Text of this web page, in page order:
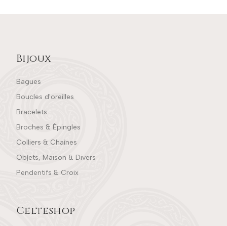
Bijoux
Bagues
Boucles d'oreilles
Bracelets
Broches & Épingles
Colliers & Chaînes
Objets, Maison & Divers
Pendentifs & Croix
Celteshop